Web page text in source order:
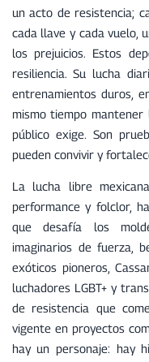
un acto de resistencia;
cada llave y cada vuelo,
los prejuicios. Estos
resiliencia. Su lucha
entrenamientos duros,
mismo tiempo
público exige. Son
pueden convivir y
La lucha libre
performance y folclor,
que desafía los
imaginarios de fuerza,
exóticos pioneros,
luchadores LGBT+ y
de resistencia que
vigente en proyectos
hay un personaje: hay